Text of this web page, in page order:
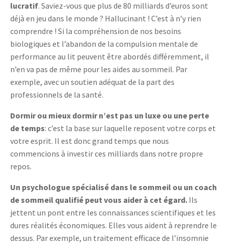
lucratif. Saviez-vous que plus de 80 milliards d’euros sont
déjà en jeu dans le monde ? Hallucinant ! C’est à n’y rien
comprendre ! Si la compréhension de nos besoins
biologiques et l’abandon de la compulsion mentale de
performance au lit peuvent être abordés différemment, il
n’en va pas de même pour les aides au sommeil. Par
exemple, avec un soutien adéquat de la part des
professionnels de la santé.
Dormir ou mieux dormir n’est pas un luxe ou une perte
de temps: c’est la base sur laquelle reposent votre corps et
votre esprit. Il est donc grand temps que nous
commencions à investir ces milliards dans notre propre
repos.
Un psychologue spécialisé dans le sommeil ou un coach
de sommeil qualifié peut vous aider à cet égard. Ils
jettent un pont entre les connaissances scientifiques et les
dures réalités économiques. Elles vous aident à reprendre le
dessus. Par exemple, un traitement efficace de l’insomnie